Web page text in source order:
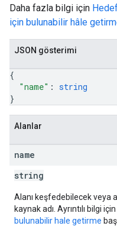
Daha fazla bilgi için
için bulunabilir hâle
JSON gösterimi
{
"name" : string
}
Alanlar
name
string
Alanı keşfedebilecek veya
kaynak adı. Ayrıntılı bilgi için
bulunabilir hale getirme